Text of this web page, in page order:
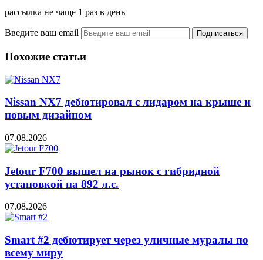
рассылка не чаще 1 раз в день
Введите ваш email
Похожие статьи
Nissan NX7 дебютировал с лидаром на крыше и
новым дизайном
07.08.2026
Jetour F700 вышел на рынок с гибридной
установкой на 892 л.с.
07.08.2026
Smart #2 дебютирует через уличные муралы по
всему миру